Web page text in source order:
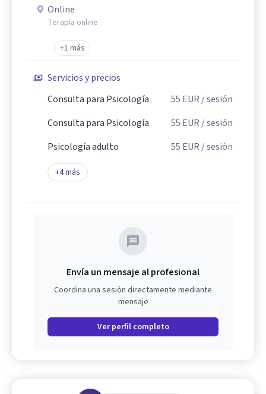
Online
Terapia online
+1 más
Servicios y precios
Consulta para Psicología
55 EUR / sesión
Consulta para Psicología
55 EUR / sesión
Psicología adulto
55 EUR / sesión
+4más
Envía un mensaje al profesional
Coordina una sesión directamente mediante
mensaje
Ver perfil completo